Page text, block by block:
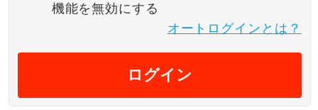
機能を無効にする
オートログインとは？
ログイン